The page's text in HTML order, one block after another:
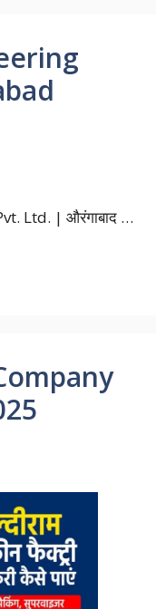
Ltd. | औरंगाबाद …